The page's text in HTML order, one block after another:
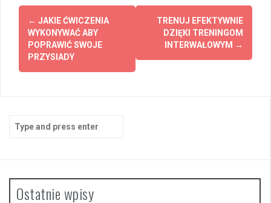
Post
navigation
← JAKIE ĆWICZENIA
WYKONYWAĆ ABY
POPRAWIĆ SWOJE
PRZYSIADY
TRENUJ EFEKTYWNIE
DZIĘKI TRENINGOM
INTERWAŁOWYM →
for:
Ostatnie wpisy